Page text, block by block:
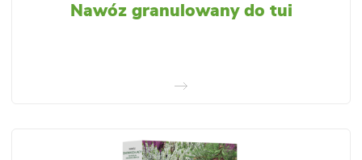
Nawóz granulowany do tui